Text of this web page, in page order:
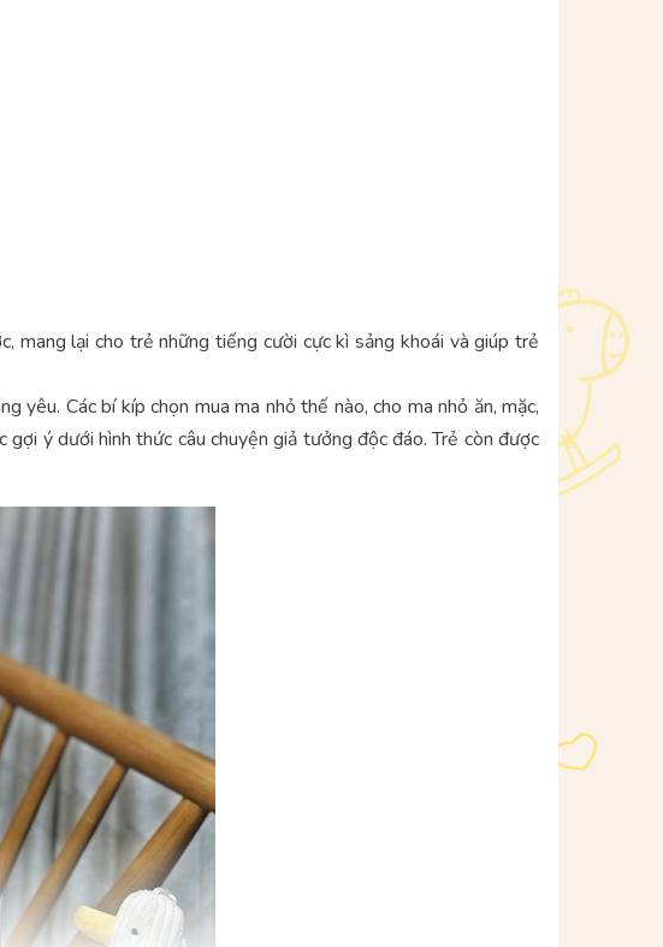
mang lại cho trẻ những tiếng cười cực kì sảng khoái và giúp trẻ
yêu. Các bí kíp chọn mua ma nhỏ thế nào, cho ma nhỏ ăn, mặc,
gợi ý dưới hình thức câu chuyện giả tưởng độc đáo. Trẻ còn được